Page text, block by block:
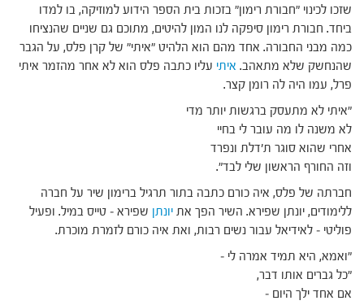
שזכו לכינוי "חבורת רימון" בזכות בית הספר הידוע למוזיקה, בו למדו
ביחד. חבורת רימון סיפקה לנו המון להיטים, מתוכם גם שניים שהנציחו
כמה מבני החבורה. אחד מהם הוא הלהיט "איתי" של קרן פלס, על הגבר
שהנחשק שלא מתאהב. איתי עליו כתבה פלס הוא לא אחר מהזמר איתי
פרל, עמו היה לה רומן קצר.
"איתי לא מתעסק ברגשות יותר מדי
לא משנה לו מה עובר לי בחיי
אחרי שהוא סוגר ת'דלת ונפרד
וזה החורף הראשון שלי לבד".
חברתה של פלס, איה כורם כתבה בתור תרגיל ברימון שיר על חברה
ללימודים, יונתן שפירא. השיר הפך את יונתן שפירא – טייס במיל. ופעיל
פוליטי – לאידיאל עבור נשים רבות, ואת איה כורם לזמרת מוכרת.
"ואמא, היא תמיד אמרה לי –
"כל גברים אותו דבר,
אם אחד ילך היום –